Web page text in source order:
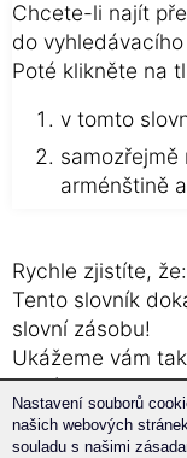
Chcete-li najít
do vyhledávacího
Poté klikněte na
v tomto
arménštině
Rychle zjistíte, že:
Tento slovník
slovní zásobu!
Ukážeme vám
kterých se toto
Tímto způsobem
používat slovo v
Nastavení souborů
našich webových
souladu s našimi